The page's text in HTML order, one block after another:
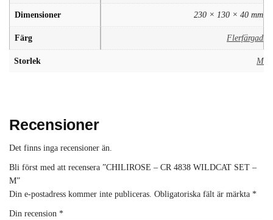
Dimensioner 230 × 130 × 40 mm
Färg Flerfärgad
Storlek M
Recensioner
Det finns inga recensioner än.
Bli först med att recensera ”CHILIROSE – CR 4838 WILDCAT SET –
M”
Din e-postadress kommer inte publiceras. Obligatoriska fält är märkta *
Din recension *